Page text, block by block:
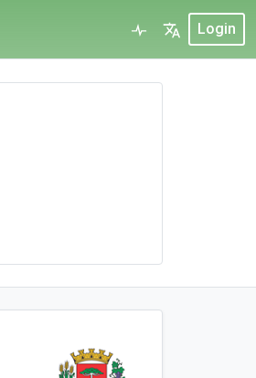
Login